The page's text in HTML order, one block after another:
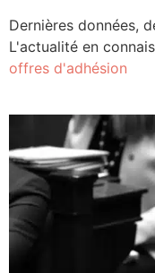
Dernières données,
L'actualité en
offres d'adhésion